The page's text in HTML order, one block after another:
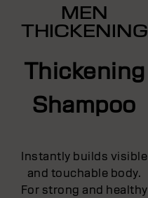
MEN
THICKENING
Thickening
Shampoo
Instantly builds visible
and touchable body.
For strong and healthy